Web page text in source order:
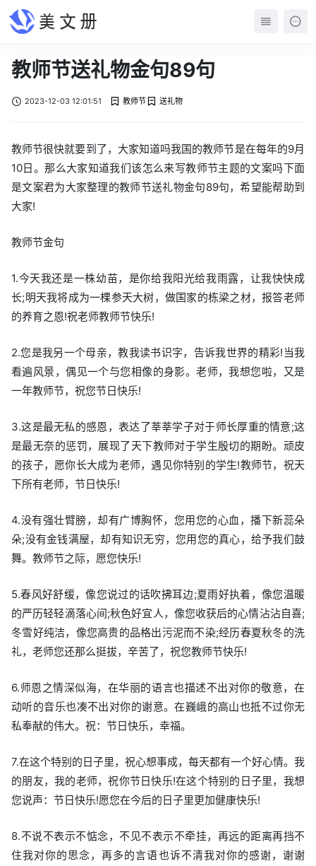
教师节送礼物金句89句
2023-12-03 12:01:51 教师节 送礼物
教师节很快就要到了，大家知道吗我国的教师节是在每年的9月
10日。那么大家知道我们该怎么来写教师节主题的文案吗下面
是文案君为大家整理的教师节送礼物金句89句，希望能帮助到
大家!
教师节金句
1.今天我还是一株幼苗，是你给我阳光给我雨露，让我快快成
长;明天我将成为一棵参天大树，做国家的栋梁之材，报答老师
的养育之恩!祝老师教师节快乐!
2.您是我另一个母亲，教我读书识字，告诉我世界的精彩!当我
看遍风景，偶见一个与您相像的身影。老师，我想您啦，又是
一年教师节，祝您节日快乐!
3.这是最无私的感恩，表达了莘莘学子对于师长厚重的情意;这
是最无奈的惩罚，展现了天下教师对于学生殷切的期盼。顽皮
的孩子，愿你长大成为老师，遇见你特别的学生!教师节，祝天
下所有老师，节日快乐!
4.没有强壮臂膀，却有广博胸怀，您用您的心血，播下新蕊朵
朵;没有金钱满屋，却有知识无穷，您用您的真心，给予我们鼓
舞。教师节之际，愿您快乐!
5.春风好舒缓，像您说过的话吹拂耳边;夏雨好执着，像您温暖
的严历轻轻滴落心间;秋色好宜人，像您收获后的心情沾沾自喜;
冬雪好纯洁，像您高贵的品格出污泥而不染;经历春夏秋冬的洗
礼，老师您还那么挺拔，辛苦了，祝您教师节快乐!
6.师恩之情深似海，在华丽的语言也描述不出对你的敬意，在
动听的音乐也凑不出对你的谢意。在巍峨的高山也抵不过你无
私奉献的伟大。祝：节日快乐，幸福。
7.在这个特别的日子里，祝心想事成，每天都有一个好心情。我
的朋友，我的老师，祝你节日快乐!在这个特别的日子里，我想
您说声：节日快乐!愿您在今后的日子里更加健康快乐!
8.不说不表示不惦念，不见不表示不牵挂，再远的距离再挡不
住我对你的思念，再多的言语也诉不清我对你的感谢，谢谢